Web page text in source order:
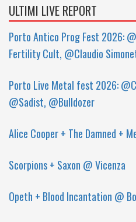
ULTIMI LIVE REPORT
Porto Antico Prog Fest 2026:
Fertility Cult, @Claudio
Porto Live Metal fest 2026:
@Sadist, @Bulldozer
Alice Cooper + The Damned +
Scorpions + Saxon @ Vicenza
Opeth + Blood Incantation @